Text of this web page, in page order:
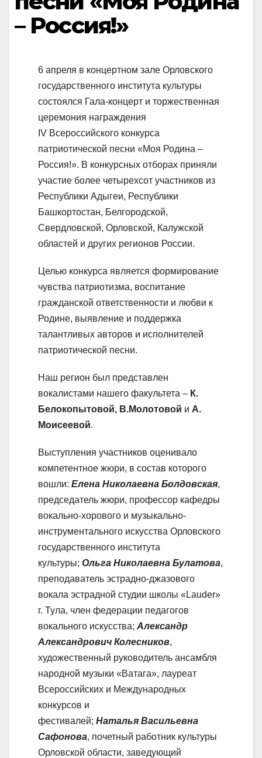
– Россия!»
6 апреля в концертном зале Орловского
государственного института культуры
состоялся Гала-концерт и торжественная
церемония награждения
IV Всероссийского конкурса
патриотической песни «Моя Родина –
Россия!». В конкурсных отборах приняли
участие более четырехсот участников из
Республики Адыгеи, Республики
Башкортостан, Белгородской,
Свердловской, Орловской, Калужской
областей и других регионов России.
Целью конкурса является формирование
чувства патриотизма, воспитание
гражданской ответственности и любви к
Родине, выявление и поддержка
талантливых авторов и исполнителей
патриотической песни.
Наш регион был представлен
вокалистами нашего факультета – К.
Белокопытовой, В.Молотовой и А.
Моисеевой.
Выступления участников оценивало
компетентное жюри, в состав которого
вошли: Елена Николаевна Болдовская,
председатель жюри, профессор кафедры
вокально-хорового и музыкально-
инструментального искусства Орловского
государственного института
культуры; Ольга Николаевна Булатова,
преподаватель эстрадно-джазового
вокала эстрадной студии школы «Lauder»
г. Тула, член федерации педагогов
вокального искусства; Александр
Александрович Колесников,
художественный руководитель ансамбля
народной музыки «Ватага», лауреат
Всероссийских и Международных
конкурсов и
фестивалей; Наталья Васильевна
Сафонова, почетный работник культуры
Орловской области, заведующий